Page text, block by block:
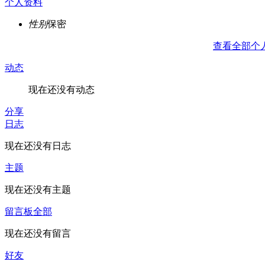
性别保密
查看全部个
动态
现在还没有动态
分享
日志
现在还没有日志
主题
现在还没有主题
留言板全部
现在还没有留言
好友